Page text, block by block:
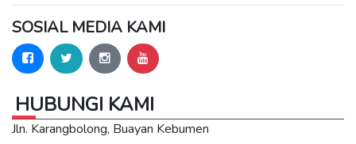
SOSIAL MEDIA KAMI
HUBUNGI KAMI
Jln. Karangbolong, Buayan Kebumen